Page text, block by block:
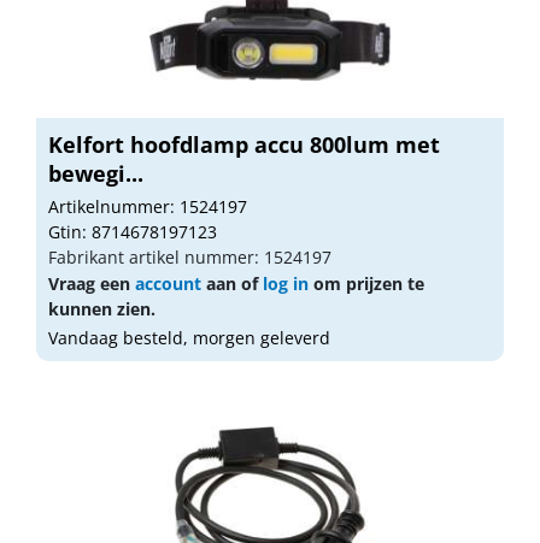
Kelfort hoofdlamp accu 800lum met
bewegi...
Artikelnummer: 1524197
Gtin: 8714678197123
Fabrikant artikel nummer: 1524197
Vraag een account aan of log in om prijzen te
kunnen zien.
Vandaag besteld, morgen geleverd